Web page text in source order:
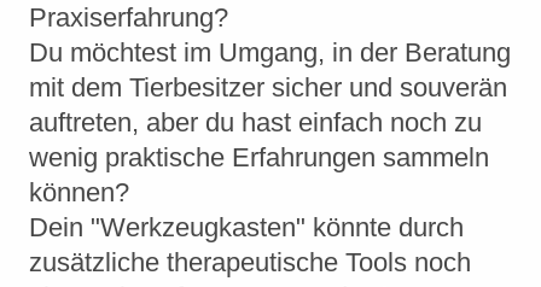
Praxiserfahrung?
Du möchtest im Umgang, in der Beratung
mit dem Tierbesitzer sicher und souverän
auftreten, aber du hast einfach noch zu
wenig praktische Erfahrungen sammeln
können?
Dein "Werkzeugkasten" könnte durch
zusätzliche therapeutische Tools noch